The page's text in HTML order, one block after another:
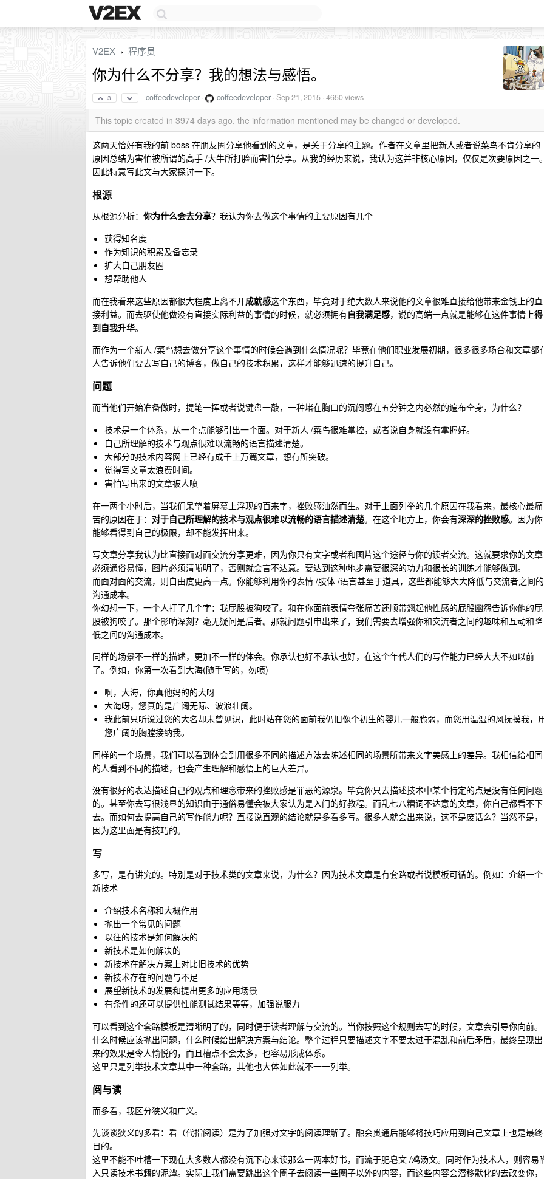
V2EX › 程序员
你为什么不分享？我的想法与感悟。
3 coffeedeveloper · coffeedeveloper ·Sep 21, 2015 · 4650 views
This topic created in 3974 days ago, the information mentioned may be changed or developed.
这两天恰好有我的前 boss 在朋友圈分享他看到的文章，是关于分享的主题。作者在文章里把新人或者说菜鸟不肯分享的
原因总结为害怕被所谓的高手 /大牛所打脸而害怕分享。从我的经历来说，我认为这并非核心原因，仅仅是次要原因之一
因此特意写此文与大家探讨一下。
根源
从根源分析： 你为什么会去分享？我认为你去做这个事情的主要原因有几个
获得知名度
作为知识的积累及备忘录
扩大自己朋友圈
想帮助他人
而在我看来这些原因都很大程度上离不开成就感这个东西，毕竟对于绝大数人来说他的文章很难直接给他带来金钱上的直
接利益。而去驱使他做没有直接实际利益的事情的时候，就必须拥有自我满足感，说的高端一点就是能够在这件事情上得
到自我升华。
而作为一个新人 /菜鸟想去做分享这个事情的时候会遇到什么情况呢？毕竟在他们职业发展初期，很多很多场合和文章都
人告诉他们要去写自己的博客，做自己的技术积累，这样才能够迅速的提升自己。
问题
而当他们开始准备做时，提笔一挥或者说键盘一敲，一种堵在胸口的沉闷感在五分钟之内必然的遍布全身，为什么？
技术是一个体系，从一个点能够引出一个面。对于新人 /菜鸟很难掌控，或者说自身就没有掌握好。
自己所理解的技术与观点很难以流畅的语言描述清楚。
大部分的技术内容网上已经有成千上万篇文章，想有所突破。
觉得写文章太浪费时间。
害怕写出来的文章被人喷
在一两个小时后，当我们呆望着屏幕上浮现的百来字，挫败感油然而生。对于上面列举的几个原因在我看来，最核心最痛
苦的原因在于： 对于自己所理解的技术与观点很难以流畅的语言描述清楚。在这个地方上，你会有深深的挫败感。因为你
能够看得到自己的极限，却不能发挥出来。
写文章分享我认为比直接面对面交流分享更难，因为你只有文字或者和图片这个途径与你的读者交流。这就要求你的文章
必须通俗易懂，图片必须清晰明了，否则就会言不达意。要达到这种地步需要很深的功力和很长的训练才能够做到。
而面对面的交流，则自由度更高一点。你能够利用你的表情 /肢体 /语言甚至于道具，这些都能够大大降低与交流者之间的
沟通成本。
你幻想一下，一个人打了几个字：我屁股被狗咬了。和在你面前表情夸张痛苦还顺带翘起他性感的屁股幽怨告诉你他的屁
股被狗咬了。那个影响深刻？毫无疑问是后者。那就问题引申出来了，我们需要去增强你和交流者之间的趣味和互动和降
低之间的沟通成本。
同样的场景不一样的描述，更加不一样的体会。你承认也好不承认也好，在这个年代人们的写作能力已经大大不如以前
了。例如，你第一次看到大海(随手写的，勿喷)
啊，大海，你真他妈的的大呀
大海呀，您真的是广阔无际、波浪壮阔。
我此前只听说过您的大名却未曾见识，此时站在您的面前我仍旧像个初生的婴儿一般脆弱，而您用温湿的风抚摸我，
您广阔的胸膛接纳我。
同样的一个场景，我们可以看到体会到用很多不同的描述方法去陈述相同的场景所带来文字美感上的差异。我相信给相同
的人看到不同的描述，也会产生理解和感悟上的巨大差异。
没有很好的表达描述自己的观点和理念带来的挫败感是罪恶的源泉。毕竟你只去描述技术中某个特定的点是没有任何问题
的。甚至你去写很浅显的知识由于通俗易懂会被大家认为是入门的好教程。而乱七八糟词不达意的文章，你自己都看不下
去。而如何去提高自己的写作能力呢？直接说直观的结论就是多看多写。很多人就会出来说，这不是废话么？当然不是，
因为这里面是有技巧的。
写
多写，是有讲究的。特别是对于技术类的文章来说，为什么？因为技术文章是有套路或者说模板可循的。例如：介绍一个
新技术
介绍技术名称和大概作用
抛出一个常见的问题
以往的技术是如何解决的
新技术是如何解决的
新技术在解决方案上对比旧技术的优势
新技术存在的问题与不足
展望新技术的发展和提出更多的应用场景
有条件的还可以提供性能测试结果等等，加强说服力
可以看到这个套路模板是清晰明了的，同时便于读者理解与交流的。当你按照这个规则去写的时候，文章会引导你向前。
什么时候应该抛出问题，什么时候给出解决方案与结论。整个过程只要描述文字不要太过于混乱和前后矛盾，最终呈现出
来的效果是令人愉悦的，而且槽点不会太多，也容易形成体系。
这里只是列举技术文章其中一种套路，其他也大体如此就不一一列举。
阅与读
而多看，我区分狭义和广义。
先谈谈狭义的多看：看（代指阅读）是为了加强对文字的阅读理解了。融会贯通后能够将技巧应用到自己文章上也是最终
目的。
这里不能不吐槽一下现在大多数人都没有沉下心来读那么一两本好书，而流于肥皂文 /鸡汤文。同时作为技术人，则容易
入只读技术书籍的泥潭。实际上我们需要跳出这个圈子去阅读一些圈子以外的内容，而这些内容会潜移默化的去改变你，